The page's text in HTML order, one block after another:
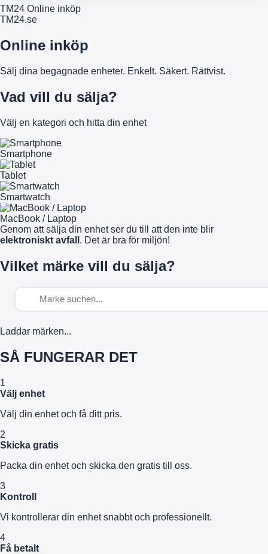
TM24 Online inköp
TM24.se
Online inköp
Sälj dina begagnade enheter. Enkelt. Säkert. Rättvist.
Vad vill du sälja?
Välj en kategori och hitta din enhet
Smartphone
Tablet
Smartwatch
MacBook / Laptop
Genom att sälja din enhet ser du till att den inte blir
elektroniskt avfall . Det är bra för miljön!
Vilket märke vill du sälja?
Laddar märken...
SÅ FUNGERAR DET
1
Välj enhet
Välj din enhet och få ditt pris.
2
Skicka gratis
Packa din enhet och skicka den gratis till oss.
3
Kontroll
Vi kontrollerar din enhet snabbt och professionellt.
4
Få betalt